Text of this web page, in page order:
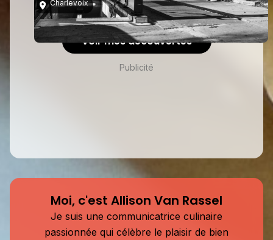
Charlevoix
Voir mes découvertes
Publicité
Moi, c'est Allison Van Rassel
Je suis une communicatrice culinaire
passionnée qui célèbre le plaisir de bien